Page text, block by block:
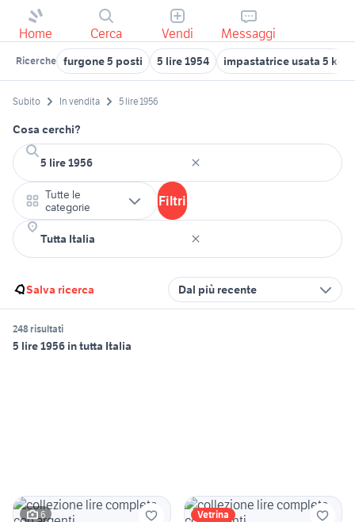
Home Cerca Vendi Messaggi
Ricerche furgone 5 posti 5 lire 1954 impastatrice usata 5 kg
Subito In vendita 5 lire 1956
Cosa cerchi?
Tutte le
categorie
Filtri
Salva ricerca Dal più recente
248 risultati
5 lire 1956 in tutta Italia
6 Vetrina